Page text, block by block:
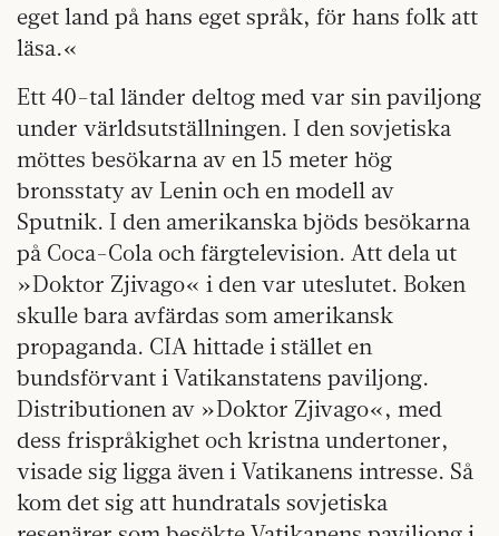
eget land på hans eget språk, för hans folk att
läsa.«
Ett 40-tal länder deltog med var sin paviljong
under världsutställningen. I den sovjetiska
möttes besökarna av en 15 meter hög
bronsstaty av Lenin och en modell av
Sputnik. I den amerikanska bjöds besökarna
på Coca-Cola och färgtelevision. Att dela ut
»Doktor Zjivago« i den var uteslutet. Boken
skulle bara avfärdas som amerikansk
propaganda. CIA hittade i stället en
bundsförvant i Vatikanstatens paviljong.
Distributionen av »Doktor Zjivago«, med
dess frispråkighet och kristna undertoner,
visade sig ligga även i Vatikanens intresse. Så
kom det sig att hundratals sovjetiska